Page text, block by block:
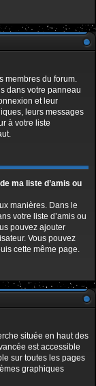
membres du forum.
dans votre panneau
et leur
leurs messages
à votre liste
ma liste d’amis ou
manières. Dans le
votre liste d’amis ou
pouvez ajouter
Vous pouvez
cette même page.
située en haut des
est accessible
sur toutes les pages
graphiques